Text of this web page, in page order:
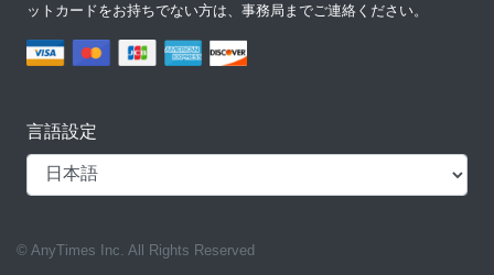
ットカードをお持ちでない方は、事務局までご連絡ください。
言語設定
© AnyTimes Inc. All Rights Reserved